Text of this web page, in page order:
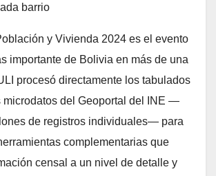
barrio
y Vivienda 2024 es el evento
importante de Bolivia en más de una
procesó directamente los tabulados
microdatos del Geoportal del INE —
de registros individuales— para
complementarias que
censal a un nivel de detalle y